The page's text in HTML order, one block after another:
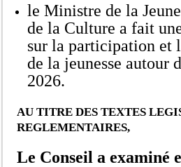
le Ministre de la
de la Culture a fait
sur la participation et
de la jeunesse autour
2026.
AU TITRE DES TEXTES
REGLEMENTAIRES,
Le Conseil a examiné